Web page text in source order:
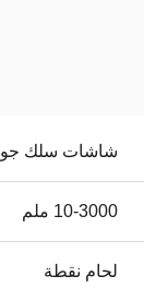
شاشات سلك
10-3000 ملم
لحام نقطة